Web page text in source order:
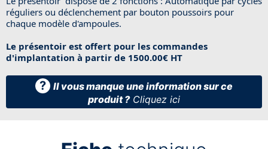
réguliers ou déclenchement par bouton poussoirs pour
chaque modèle d'ampoules.
Le présentoir est offert pour les commandes
d'implantation à partir de 1500.00€ HT
? Il vous manque une information sur ce
produit ? Cliquez ici